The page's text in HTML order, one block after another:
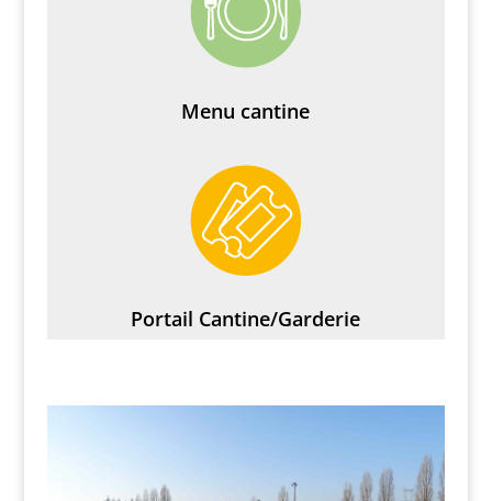
Menu cantine
Portail Cantine/Garderie